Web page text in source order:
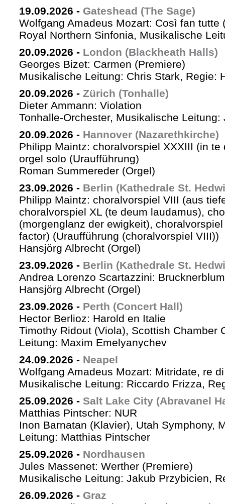
19.09.2026 - Gateshead (The Sage)
Wolfgang Amadeus Mozart: Così fan tutte
Royal Northern Sinfonia, Musikalische
20.09.2026 - London (Blackheath Halls)
Georges Bizet: Carmen (Premiere)
Musikalische Leitung: Chris Stark, Regie:
20.09.2026 - Zürich (Tonhalle)
Dieter Ammann: Violation
Tonhalle-Orchester, Musikalische Leitung:
20.09.2026 - Hannover (Nazarethkirche)
Philipp Maintz: choralvorspiel XXXIII (in te
orgel solo (Uraufführung)
Roman Summereder (Orgel)
23.09.2026 - Berlin (Kathedrale St.
Philipp Maintz: choralvorspiel VIII (aus
choralvorspiel XL (te deum laudamus),
(morgenglanz der ewigkeit),
factor) (Uraufführung (choralvorspiel VIII))
Hansjörg Albrecht (Orgel)
23.09.2026 - Berlin (Kathedrale St.
Andrea Lorenzo Scartazzini:
Hansjörg Albrecht (Orgel)
23.09.2026 - Perth (Concert Hall)
Hector Berlioz: Harold en Italie
Timothy Ridout (Viola), Scottish Chamber
Leitung: Maxim Emelyanychev
24.09.2026 - Neapel
Wolfgang Amadeus Mozart: Mitridate, re
Musikalische Leitung: Riccardo Frizza,
25.09.2026 - Salt Lake City (Abravanel
Matthias Pintscher: NUR
Inon Barnatan (Klavier), Utah Symphony,
Leitung: Matthias Pintscher
25.09.2026 - Nordhausen
Jules Massenet: Werther (Premiere)
Musikalische Leitung: Jakub Przybicien,
26.09.2026 - Graz